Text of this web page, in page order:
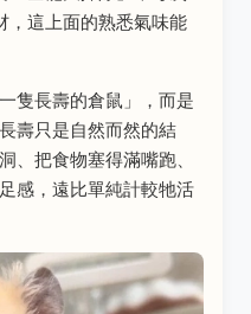
，這上面的熟悉氣味能
隻長壽的倉鼠」，而是
壽只是自然而然的結
、把食物塞得滿嘴跑、
感，遠比單純計較牠活